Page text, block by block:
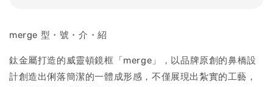
merge 型・號・介・紹
鈦金屬打造的威靈頓鏡框「merge」，以品牌原創的鼻橋設
計創造出俐落簡潔的一體成形感，不僅展現出紮實的工藝，